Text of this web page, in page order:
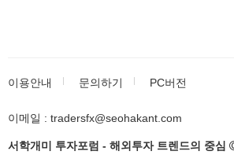
이용안내 문의하기 PC버전
이메일 : tradersfx@seohakant.com
서학개미 투자포럼 - 해외투자 트렌드의 중심